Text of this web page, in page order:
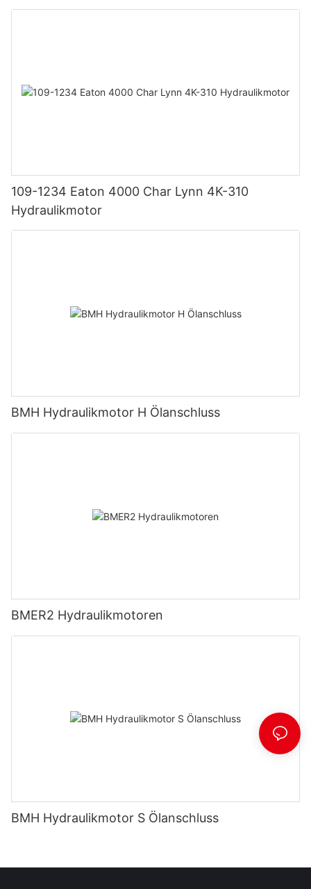
109-1234 Eaton 4000 Char Lynn 4K-310
Hydraulikmotor
BMH Hydraulikmotor H Ölanschluss
BMER2 Hydraulikmotoren
BMH Hydraulikmotor S Ölanschluss